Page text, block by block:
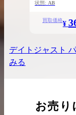
状態: AB
買取価格¥
デイトジャスト
みる
お売り